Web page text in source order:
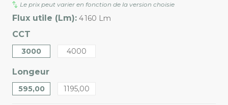
Le prix peut varier en fonction de la version choisie
Flux utile (Lm): 4 160 Lm
CCT
3000 4000
Longeur
595,00 1195,00